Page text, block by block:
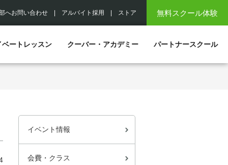
無料スクール体験
へお問い合わせ アルバイト採用 ストア
ベートレッスン クーバー・アカデミー パートナースクール
イベント情報
会費・クラス